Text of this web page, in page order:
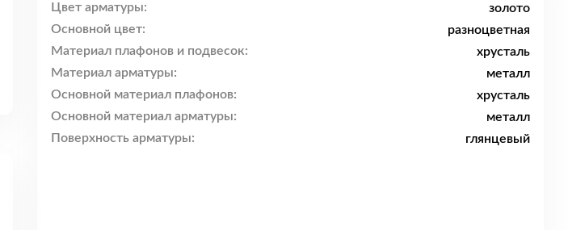
Цвет арматуры:
золото
Основной цвет:
разноцветная
Материал плафонов и подвесок:
хрусталь
Материал арматуры:
металл
Основной материал плафонов:
хрусталь
Основной материал арматуры:
металл
Поверхность арматуры:
глянцевый